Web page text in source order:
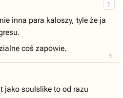
5
1
inna para kaloszy, tyle że ja
coś zapowie.
jako soulslike to od razu